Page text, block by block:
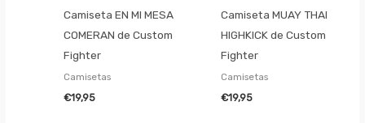
Camiseta EN MI MESA
COMERAN de Custom
Fighter
Camisetas
€19,95
Camiseta MUAY THAI
HIGHKICK de Custom
Fighter
Camisetas
€19,95